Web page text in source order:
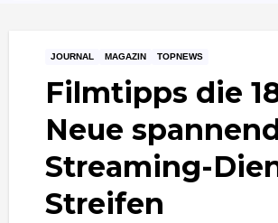
JOURNAL MAGAZIN TOPNEWS
Filmtipps die
Neue
Streaming-
Streifen